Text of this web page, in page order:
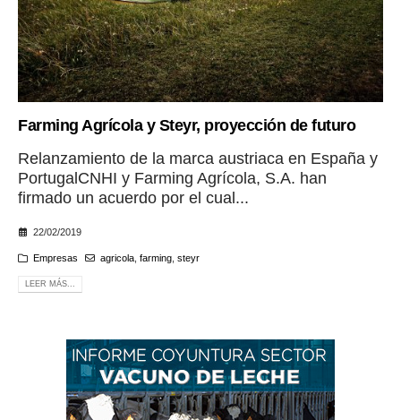
Farming Agrícola y Steyr, proyección de futuro
Relanzamiento de la marca austriaca en España y
PortugalCNHI y Farming Agrícola, S.A. han
firmado un acuerdo por el cual...
22/02/2019
Empresas agricola, farming, steyr
LEER MÁS...